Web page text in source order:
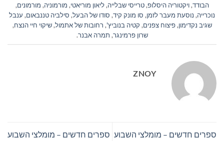
הבודד,ויקטוריה היסלופ,טרייסי שבלייה,ליאון מוריאטי, מורמוניה, מורמונים,
נוכרייה, נוסעת מעבר לזמן, סו מונק קיד, סודו של הבעל, סילביה טננבאום, ענבל
שגיב נקדימון,פיצוח צפנים, קטיה בנוביץ', רחובות של אתמול,שיקוי חיי הנצח,
שרון פרמינגר, תמרה אבנר.
ZNOY
ספרים חדשים – מומלצי השבוע ספרים חדשים – מומלצי השבוע